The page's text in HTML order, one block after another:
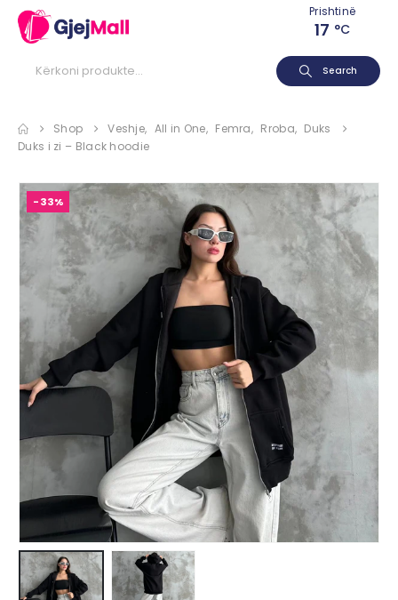
Prishtinë
17 °C
Search
Shop Veshje, All in One, Femra, Rroba, Duks
Duks i zi – Black hoodie
-33%